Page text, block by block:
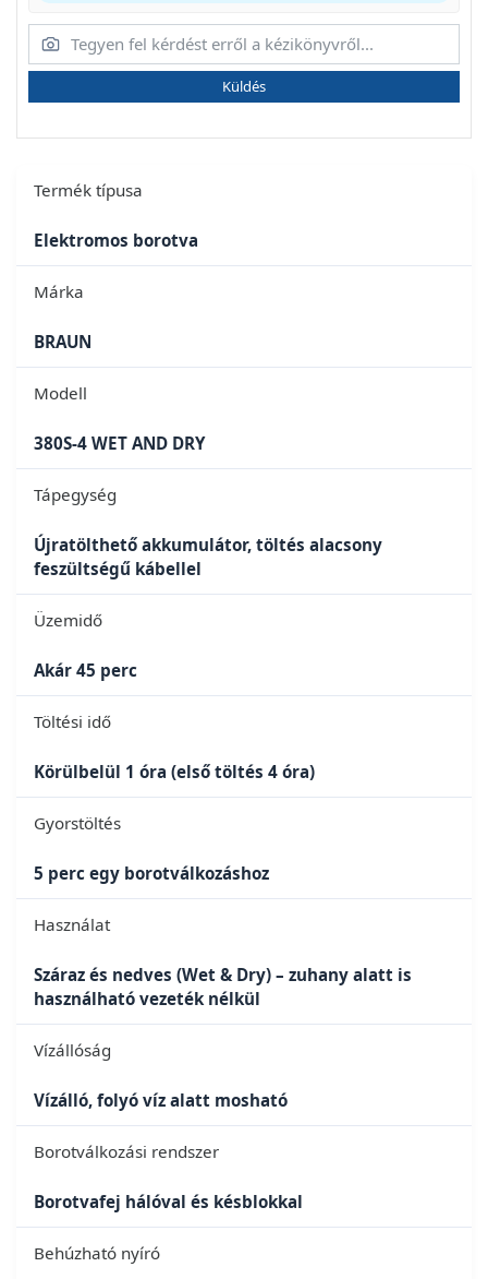
Küldés
Termék típusa
Elektromos borotva
Márka
BRAUN
Modell
380S-4 WET AND DRY
Tápegység
Újratölthető akkumulátor, töltés alacsony
feszültségű kábellel
Üzemidő
Akár 45 perc
Töltési idő
Körülbelül 1 óra (első töltés 4 óra)
Gyorstöltés
5 perc egy borotválkozáshoz
Használat
Száraz és nedves (Wet & Dry) – zuhany alatt is
használható vezeték nélkül
Vízállóság
Vízálló, folyó víz alatt mosható
Borotválkozási rendszer
Borotvafej hálóval és késblokkal
Behúzható nyíró